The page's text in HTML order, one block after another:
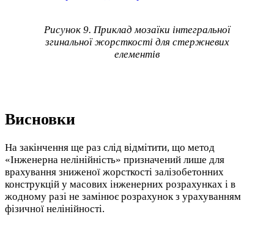
Рисунок 9. Приклад мозаїки інтегральної
згинальної жорсткості для стержневих
елементів
Висновки
На закінчення ще раз слід відмітити, що метод
«Інженерна нелінійність» призначений лише для
врахування зниженої жорсткості залізобетонних
конструкцій у масових інженерних розрахунках і в
жодному разі не замінює розрахунок з урахуванням
фізичної нелінійності.